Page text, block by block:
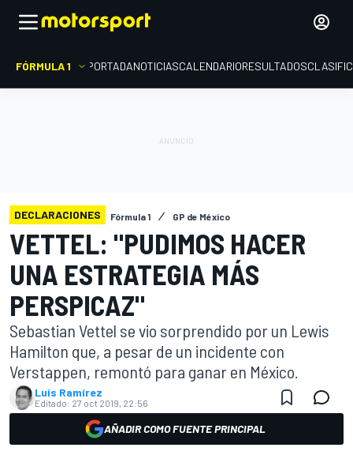
FÓRMULA 1 PORTADANOTICIASCALENDARIORESULTADOS
DECLARACIONES Fórmula 1 GP de México
VETTEL: "PUDIMOS HACER
UNA ESTRATEGIA MÁS
PERSPICAZ"
Sebastian Vettel se vio sorprendido por un Lewis
Hamilton que, a pesar de un incidente con
Verstappen, remontó para ganar en México.
Luis Ramírez
Editado: 27 oct 2019, 22:56
AÑADIR COMO FUENTE PRINCIPAL